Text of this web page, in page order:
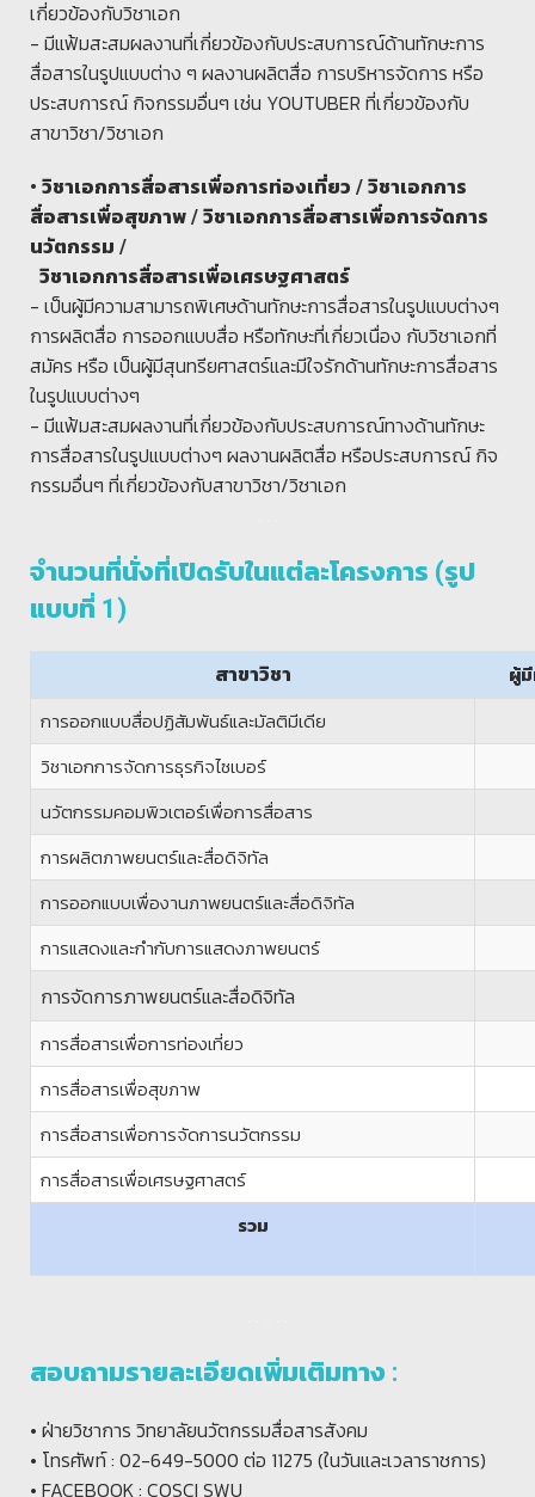
เกี่ยวข้องกับวิชาเอก
- มีแฟ้มสะสมผลงานที่เกี่ยวข้องกับประสบการณ์ด้านทักษะการ
สื่อสารในรูปแบบต่าง ๆ ผลงานผลิตสื่อ การบริหารจัดการ หรือ
ประสบการณ์ กิจกรรมอื่นๆ เช่น YOUTUBER ที่เกี่ยวข้องกับ
สาขาวิชา/วิชาเอก
• วิชาเอกการสื่อสารเพื่อการท่องเที่ยว / วิชาเอกการ
สื่อสารเพื่อสุขภาพ / วิชาเอกการสื่อสารเพื่อการจัดการ
นวัตกรรม /
วิชาเอกการสื่อสารเพื่อเศรษฐศาสตร์
- เป็นผู้มีความสามารถพิเศษด้านทักษะการสื่อสารในรูปแบบต่างๆ
การผลิตสื่อ การออกแบบสื่อ หรือทักษะที่เกี่ยวเนื่อง กับวิชาเอกที่
สมัคร หรือ เป็นผู้มีสุนทรียศาสตร์และมีใจรักด้านทักษะการสื่อสาร
ในรูปแบบต่างๆ
- มีแฟ้มสะสมผลงานที่เกี่ยวข้องกับประสบการณ์ทางด้านทักษะ
การสื่อสารในรูปแบบต่างๆ ผลงานผลิตสื่อ หรือประสบการณ์ กิจ
กรรมอื่นๆ ที่เกี่ยวข้องกับสาขาวิชา/วิชาเอก
จำนวนที่นั่งที่เปิดรับในแต่ละโครงการ (รูป
แบบที่ 1)
สาขาวิชา ผู้
การออกแบบสื่อปฏิสัมพันธ์และมัลติมีเดีย
วิชาเอกการจัดการธุรกิจไซเบอร์
นวัตกรรมคอมพิวเตอร์เพื่อการสื่อสาร
การผลิตภาพยนตร์และสื่อดิจิทัล
การออกแบบเพื่องานภาพยนตร์และสื่อดิจิทัล
การแสดงและกำกับการแสดงภาพยนตร์
การจัดการภาพยนตร์และสื่อดิจิทัล
การสื่อสารเพื่อการท่องเที่ยว
การสื่อสารเพื่อสุขภาพ
การสื่อสารเพื่อการจัดการนวัตกรรม
การสื่อสารเพื่อเศรษฐศาสตร์
รวม
สอบถามรายละเอียดเพิ่มเติมทาง :
• ฝ่ายวิชาการ วิทยาลัยนวัตกรรมสื่อสารสังคม
• โทรศัพท์ : 02-649-5000 ต่อ 11275 (ในวันและเวลาราชการ)
• FACEBOOK : COSCI SWU